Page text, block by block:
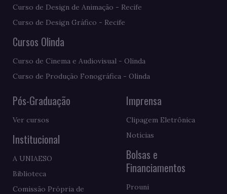
Curso de Design de Animação - Recife
Curso de Design Gráfico - Recife
Cursos Olinda
Curso de Cinema e Audiovisual - Olinda
Curso de Produção Fonográfica - Olinda
Pós-Graduação
Ver cursos
Institucional
A UNIAESO
Biblioteca
Comissão Própria de
Imprensa
Clipagem Eletrônica
Notícias
Bolsas e
Financiamentos
Prouni